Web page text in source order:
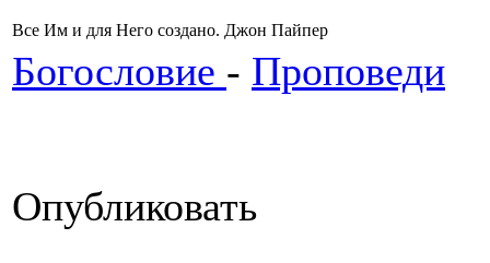
Все Им и для Него создано. Джон Пайпер
Богословие - Проповеди
Опубликовать